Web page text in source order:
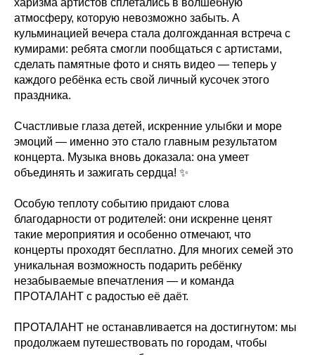
харизма артистов сплетались в волшебную
атмосферу, которую невозможно забыть. А
кульминацией вечера стала долгожданная встреча с
кумирами: ребята смогли пообщаться с артистами,
сделать памятные фото и снять видео — теперь у
каждого ребёнка есть свой личный кусочек этого
праздника.
Счастливые глаза детей, искренние улыбки и море
эмоций — именно это стало главным результатом
концерта. Музыка вновь доказала: она умеет
объединять и зажигать сердца! ✨
Особую теплоту событию придают слова
благодарности от родителей: они искренне ценят
такие мероприятия и особенно отмечают, что
концерты проходят бесплатно. Для многих семей это
уникальная возможность подарить ребёнку
незабываемые впечатления — и команда
ПРОТАЛАНТ с радостью её даёт.
ПРОТАЛАНТ не останавливается на достигнутом: мы
продолжаем путешествовать по городам, чтобы